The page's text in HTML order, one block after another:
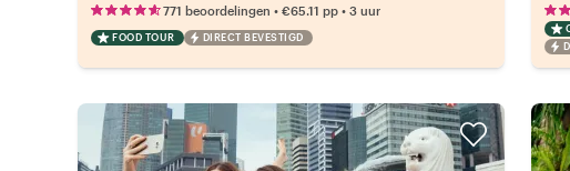
771 beoordelingen • €65.11 pp • 3 uur
FOOD TOUR DIRECT BEVESTIGD